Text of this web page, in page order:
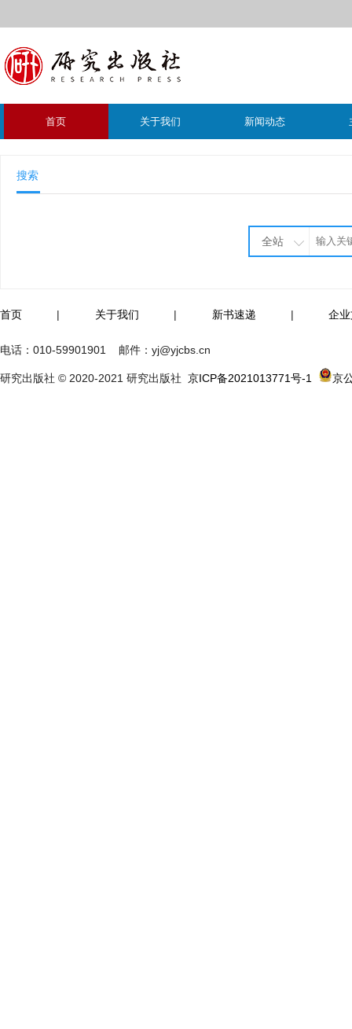
首页 关于我们 新闻动态
搜索
全站
首页 | 关于我们 | 新书速递 | 企
电话： 010-59901901 邮件： yj@yjcbs.cn
研究出版社 © 2020-2021 研究出版社 京ICP备2021013771号-1 京